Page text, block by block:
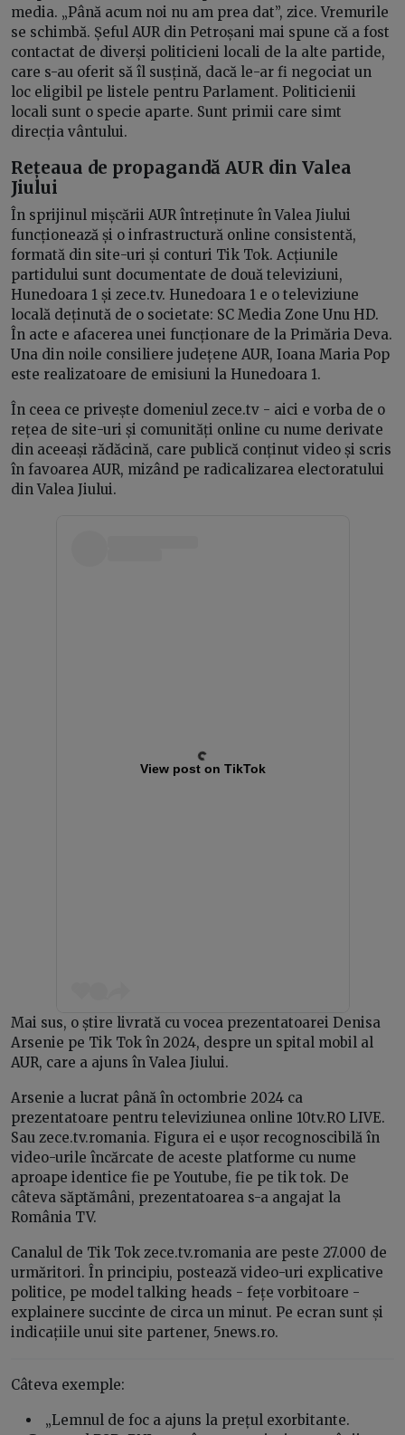
media. „Până acum noi nu am prea dat”, zice. Vremurile
se schimbă. Șeful AUR din Petroșani mai spune că a fost
contactat de diverși politicieni locali de la alte partide,
care s-au oferit să îl susțină, dacă le-ar fi negociat un
loc eligibil pe listele pentru Parlament. Politicienii
locali sunt o specie aparte. Sunt primii care simt
direcția vântului.
Rețeaua de propagandă AUR din Valea
Jiului
În sprijinul mișcării AUR întreținute în Valea Jiului
funcționează și o infrastructură online consistentă,
formată din site-uri și conturi Tik Tok. Acțiunile
partidului sunt documentate de două televiziuni,
Hunedoara 1 și zece.tv. Hunedoara 1 e o televiziune
locală deținută de o societate: SC Media Zone Unu HD.
În acte e afacerea unei funcționare de la Primăria Deva.
Una din noile consiliere județene AUR, Ioana Maria Pop
este realizatoare de emisiuni la Hunedoara 1.
În ceea ce privește domeniul zece.tv - aici e vorba de o
rețea de site-uri și comunități online cu nume derivate
din aceeași rădăcină, care publică conținut video și scris
în favoarea AUR, mizând pe radicalizarea electoratului
din Valea Jiului.
View post on TikTok
Mai sus, o știre livrată cu vocea prezentatoarei Denisa
Arsenie pe Tik Tok în 2024, despre un spital mobil al
AUR, care a ajuns în Valea Jiului.
Arsenie a lucrat până în octombrie 2024 ca
prezentatoare pentru televiziunea online 10tv.RO LIVE.
Sau zece.tv.romania. Figura ei e ușor recognoscibilă în
video-urile încărcate de aceste platforme cu nume
aproape identice fie pe Youtube, fie pe tik tok. De
câteva săptămâni, prezentatoarea s-a angajat la
România TV.
Canalul de Tik Tok zece.tv.romania are peste 27.000 de
urmăritori. În principiu, postează video-uri explicative
politice, pe model talking heads - fețe vorbitoare -
explainere succinte de circa un minut. Pe ecran sunt și
indicațiile unui site partener, 5news.ro.
Câteva exemple:
„Lemnul de foc a ajuns la prețul exorbitante.